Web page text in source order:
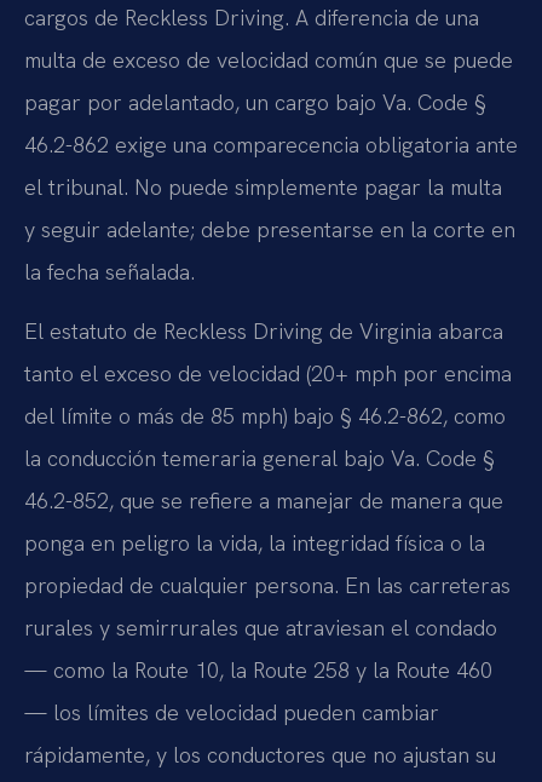
cargos de Reckless Driving. A diferencia de una
multa de exceso de velocidad común que se puede
pagar por adelantado, un cargo bajo Va. Code §
46.2-862 exige una comparecencia obligatoria ante
el tribunal. No puede simplemente pagar la multa
y seguir adelante; debe presentarse en la corte en
la fecha señalada.
El estatuto de Reckless Driving de Virginia abarca
tanto el exceso de velocidad (20+ mph por encima
del límite o más de 85 mph) bajo § 46.2-862, como
la conducción temeraria general bajo Va. Code §
46.2-852, que se refiere a manejar de manera que
ponga en peligro la vida, la integridad física o la
propiedad de cualquier persona. En las carreteras
rurales y semirrurales que atraviesan el condado
— como la Route 10, la Route 258 y la Route 460
— los límites de velocidad pueden cambiar
rápidamente, y los conductores que no ajustan su